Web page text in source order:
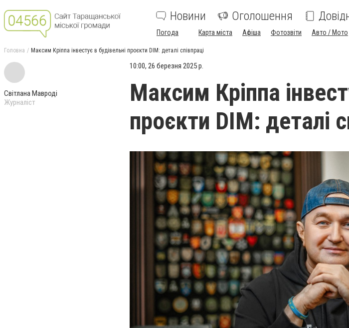
Новини Оголошення
Погода Карта міста Афіша Фотозвіти Авто / Мото
Головна Максим Кріппа інвестує в будівельні проєкти DIM: деталі співпраці
Світлана Мавроді
Журналіст
10:00, 26 березня 2025 р.
Максим Кріппа
проєкти DIM: деталі